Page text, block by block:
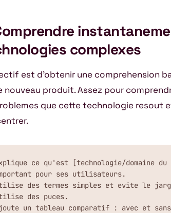
complexes
est d’obtenir une comprehension
nouveau produit. Assez pour
que cette technologie resout
ce qu'est [technologie/domaine
pour ses utilisateurs.
des termes simples et evite le
des puces.
un tableau comparatif : avec et